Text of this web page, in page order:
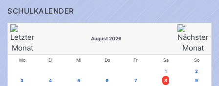
SCHULKALENDER
August 2026
Mo Di Mi Do Fr Sa So
1
2
3
4 5 6 7 8
9